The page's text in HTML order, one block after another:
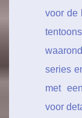
voor de
series
met
voor